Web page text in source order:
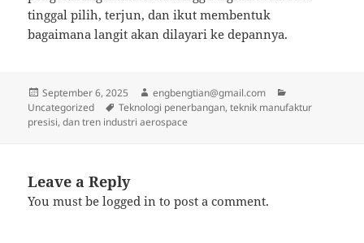
tinggal pilih, terjun, dan ikut membentuk
bagaimana langit akan dilayari ke depannya.
Posted
on
September 6, 2025 Author
engbengtian@gmail.com
Uncategorized
Tags
Teknologi penerbangan, teknik manufaktur
presisi, dan tren industri aerospace
Leave a Reply
You must belogged in to post a comment.